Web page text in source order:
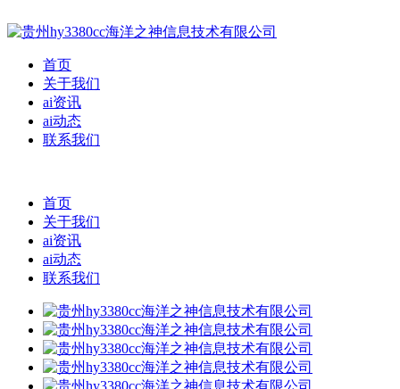
首页
关于我们
ai资讯
ai动态
联系我们
首页
关于我们
ai资讯
ai动态
联系我们